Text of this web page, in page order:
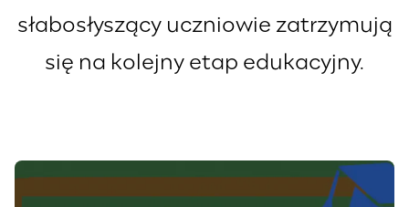
słabosłyszący uczniowie zatrzymują
się na kolejny etap edukacyjny.